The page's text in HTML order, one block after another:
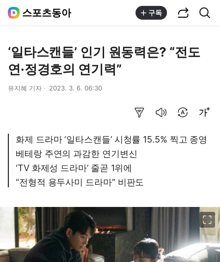
스포츠동아 구독
‘일타스캔들’ 인기 원동력은? “전도
연·정경호의 연기력”
유지혜 기자 2023. 3. 6. 06:30
화제 드라마 ‘일타스캔들’ 시청률 15.5% 찍고 종영
베테랑 주연의 과감한 연기변신
‘TV 화제성 드라마’ 줄곧 1위에
“전형적 용두사미 드라마” 비판도